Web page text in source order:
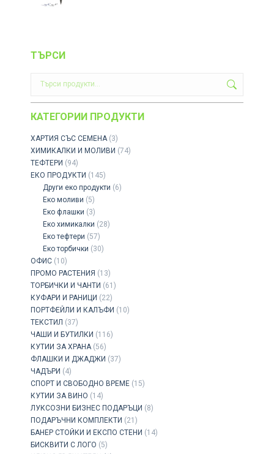
ТЪРСИ
КАТЕГОРИИ ПРОДУКТИ
ХАРТИЯ СЪС СЕМЕНА (3)
ХИМИКАЛКИ И МОЛИВИ (74)
ТЕФТЕРИ (94)
ЕКО ПРОДУКТИ (145)
Други еко продукти (6)
Еко моливи (5)
Еко флашки (3)
Eко химикалки (28)
Еко тефтери (57)
Еко торбички (30)
ОФИС (10)
ПРОМО РАСТЕНИЯ (13)
ТОРБИЧКИ И ЧАНТИ (61)
КУФАРИ И РАНИЦИ (22)
ПОРТФЕЙЛИ И КАЛЪФИ (10)
ТЕКСТИЛ (37)
ЧАШИ И БУТИЛКИ (116)
КУТИИ ЗА ХРАНА (56)
ФЛАШКИ И ДЖАДЖИ (37)
ЧАДЪРИ (4)
СПОРТ И СВОБОДНО ВРЕМЕ (15)
КУТИИ ЗА ВИНО (14)
ЛУКСОЗНИ БИЗНЕС ПОДАРЪЦИ (8)
ПОДАРЪЧНИ КОМПЛЕКТИ (21)
БАНЕР СТОЙКИ И ЕКСПО СТЕНИ (14)
БИСКВИТИ С ЛОГО (5)